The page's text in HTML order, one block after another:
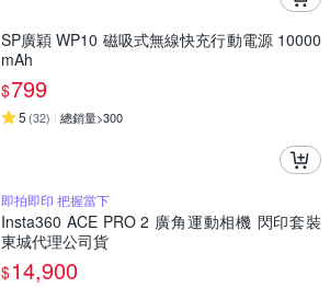
SP廣穎 WP10 磁吸式無線快充行動電源 10000
mAh
$799
5 (32) 總銷量>300
即拍即印 把握當下
Insta360 ACE PRO 2 廣角運動相機 閃印套裝
東城代理公司貨
$14,900